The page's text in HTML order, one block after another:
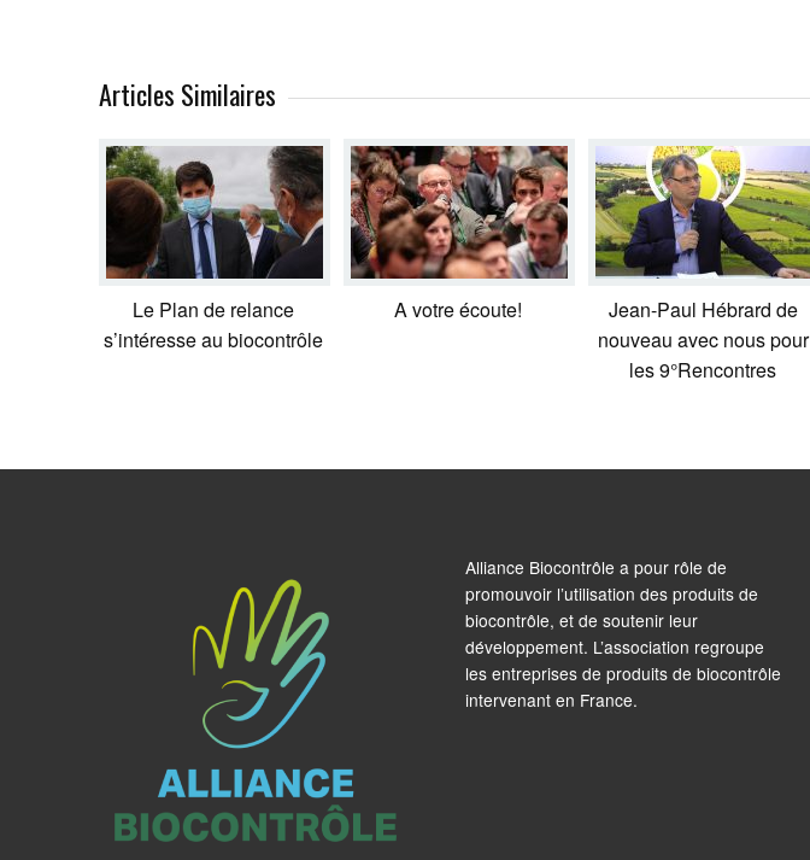
Articles Similaires
Le Plan de relance
s’intéresse au biocontrôle
A votre écoute!
Jean-Paul Hébrard de
nouveau avec nous pour
les 9°Rencontres
Alliance Biocontrôle a pour rôle de
promouvoir l’utilisation des produits de
biocontrôle, et de soutenir leur
développement. L’association regroupe
les entreprises de produits de biocontrôle
intervenant en France.